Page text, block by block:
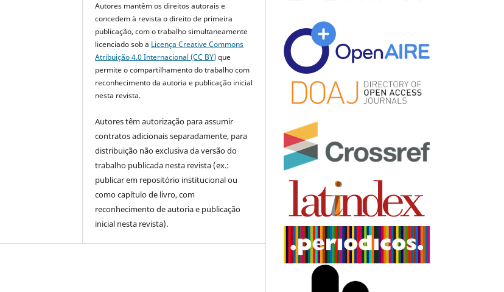
Autores mantêm os direitos autorais e
concedem à revista o direito de primeira
publicação, com o trabalho simultaneamente
licenciado sob a Licença Creative Commons
Atribuição 4.0 Internacional (CC BY)que
permite o compartilhamento do trabalho com
reconhecimento da autoria e publicação inicial
nesta revista.
Autores têm autorização para assumir
contratos adicionais separadamente, para
distribuição não exclusiva da versão do
trabalho publicada nesta revista (ex.:
publicar em repositório institucional ou
como capítulo de livro, com
reconhecimento de autoria e publicação
inicial nesta revista).